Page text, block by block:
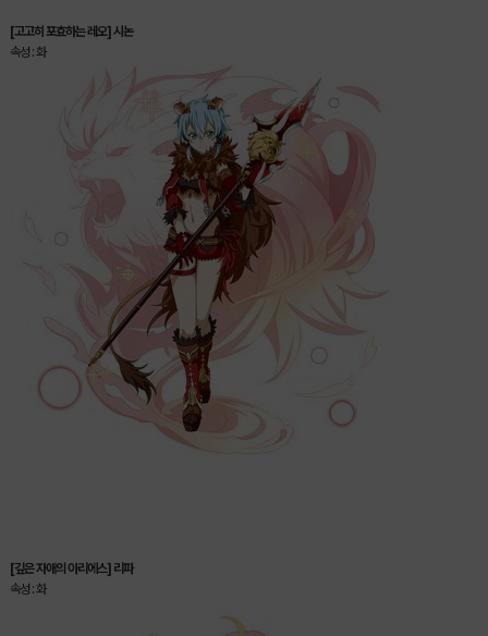
[고고히 포효하는 레오] 시논
속성 : 화
[깊은 자애의 아리에스] 리파
속성 : 화